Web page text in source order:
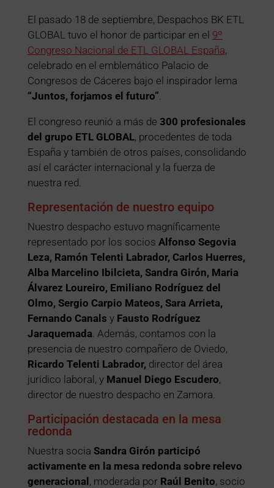
El pasado 18 de septiembre, Despachos BK ETL
GLOBAL tuvo el honor de participar en el 9º
Congreso Nacional de ETL GLOBAL España,
celebrado en el emblemático Palacio de
Congresos de Cáceres bajo el inspirador lema
“Juntos, forjamos el futuro”
El congreso reunió a más de 300 profesionales
del grupo ETL GLOBAL, procedentes de toda
España y también de otros países, consolidando
así el carácter internacional y la fuerza de
nuestra red.
Representación de nuestro equipo
Nuestro despacho estuvo magníficamente
representado por los socios Alfonso Segovia
Leza, Ramón Telenti Labrador, Carlos Huerres,
Alba Marcelino Ibilcieta, Sandra Girón, Maria
Álvarez Loureiro, Emiliano Rodríguez del
Olmo, Sergio Carpio Mateos, Sara Arrieta,
Fernando Canals yFausto Rodríguez
Jaraquemada . Además, contamos con la
presencia de nuestro compañero de Oviedo,
Ricardo Telenti Labrador, director del área
jurídico laboral, y Manuel Diego Escudero,
director de nuestro despacho en Zamora.
Participación destacada en la mesa
redonda
Nuestra socia Sandra Girón participó
activamente en la mesa redonda sobre relevo
generacional, moderada por Raúl Benito, socio